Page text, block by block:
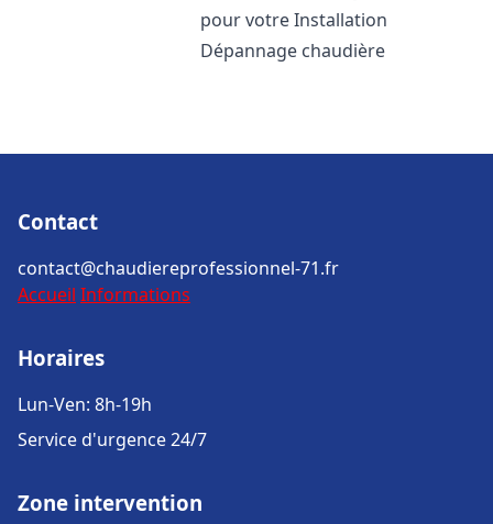
pour votre Installation
Dépannage chaudière
Contact
contact@chaudiereprofessionnel-71.fr
Accueil Informations
Horaires
Lun-Ven: 8h-19h
Service d'urgence 24/7
Zone intervention